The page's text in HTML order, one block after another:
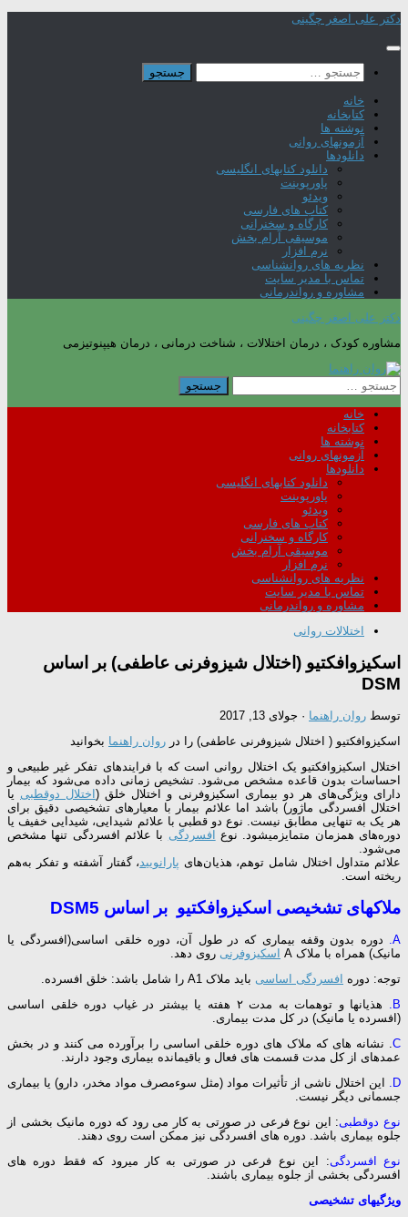
Skip
content
دکتر علی اصغر چگینی
جستجو
برای:
خانه
کتابخانه
نوشته ها
آزمونهای روانی
دانلودها
دانلود کتابهای انگلیسی
پاورپوینت
ویدئو
کتاب های فارسی
کارگاه و سخنرانی
موسیقی آرام بخش
نرم افزار
نظریه های روانشناسی
تماس با مدیر سایت
مشاوره و رواندرمانی
دکتر علی اصغر چگینی
مشاوره کودک ، درمان اختلالات ، شناخت درمانی ، درمان هیپنوتیزمی
جستجو
برای:
خانه
کتابخانه
نوشته ها
آزمونهای روانی
دانلودها
دانلود کتابهای انگلیسی
پاورپوینت
ویدئو
کتاب های فارسی
کارگاه و سخنرانی
موسیقی آرام بخش
نرم افزار
نظریه های روانشناسی
تماس با مدیر سایت
مشاوره و رواندرمانی
اختلالات روانی
اسکیزوافکتیو (اختلال شيزوفرنى عاطفى) بر اساس
DSM
توسط روان راهنما · جولای 13, 2017
اسکیزوافکتیو ( اختلال شيزوفرنى عاطفى) را در روان راهنما بخوانید
اختلال اسکیزوافکتیو یک اختلال روانی است که با فرایندهای تفکر غیر طبیعی و
احساسات بدون قاعده مشخص می‌شود. تشخیص زمانی داده می‌شود که بیمار
دارای ویژگی‌های هر دو بیماری اسکیزوفرنی و اختلال خلق (اختلال دوقطبی یا
اختلال افسردگی ماژور) باشد اما علائم بیمار با معیارهای تشخیصی دقیق برای
هر یک به تنهایی مطابق نیست. نوع دو قطبی با علائم شیدایی، شیدایی خفیف یا
دوره‌های همزمان متمایزمیشود. نوع افسردگی با علائم افسردگی تنها مشخص
می‌شود.
علائم متداول اختلال شامل توهم، هذیان‌های پارانویید ، گفتار آشفته و تفکر به‌هم
ریخته است.
ملاک­های تشخیصی اسکیزوافکتیو بر اساس DSM5
A.
دوره بدون وقفه بیماری که در طول آن، دوره خلقی اساسی(افسردگی یا
مانیک) همراه با ملاک A
اسکیزوفرنی روی دهد.
توجه: دوره افسردگی اساسی باید ملاک A1 را شامل باشد: خلق افسرده.
B.
هذیان­ها و توهمات به مدت ۲ هفته یا بیشتر در غیاب دوره خلقی اساسی
(افسرده یا مانیک) در کل مدت بیماری.
C . نشانه ­های که ملاک­ های دوره خلقی اساسی را برآورده می­ کنند و در بخش
عمده­ای از کل مدت قسمت­ های فعال و باقیمانده بیماری وجود دارند.
D.
این اختلال ناشی از تأثیرات مواد (مثل سوءمصرف مواد مخدر، دارو) یا بیماری
جسمانی دیگر نیست.
نوع دوقطبی: این نوع فرعی در صورتی به کار می ­رود که دوره مانیک بخشی از
جلوه بیماری باشد. دوره­ های افسردگی نیز ممکن است روی دهند.
نوع افسردگی: این نوع فرعی در صورتی به کار می­رود که فقط دوره­ های
افسردگی بخشی از جلوه بیماری باشند.
ویژگی­های تشخیصی